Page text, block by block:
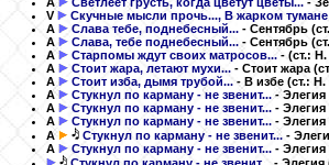
V
Скучные мысли прочь..., В жарком тумане
A
Слава тебе, поднебесный... - Сентябрь
A
Слава, тебе поднебесный... - Сентябрь
A
Старпомы ждут своих матросов... - (ст.:
A
Стоит жара, летают мухи... - Стоит жара
A
Стоит изба, дымя трубой... - В избе (ст.:
A
Стукнул по карману - не звенит... - Элегия
A
Стукнул по карману - не звенит... - Элегия
A
Стукнул по карману - не звенит... - Элегия
A
Стукнул по карману - не звенит... -
A
Стукнул по карману - не звенит... - Элегия